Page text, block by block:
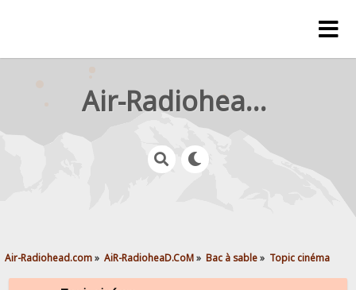
Air-Radiohead.com
Air-Radiohead.com» AiR-RadioheaD.CoM» Bac à sable» Topic cinéma